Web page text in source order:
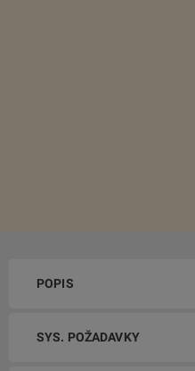
POPIS
SYS. POŽADAVKY